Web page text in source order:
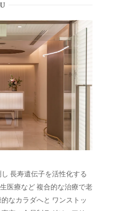
長寿遺伝子を活性化する
医療など 複合的な治療で老
なカラダへと ワンストッ